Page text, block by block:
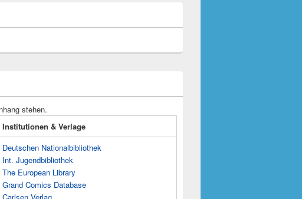
stehen.
Institutionen & Verlage
Deutschen Nationalbibliothek
Int. Jugendbibliothek
The European Library
Grand Comics Database